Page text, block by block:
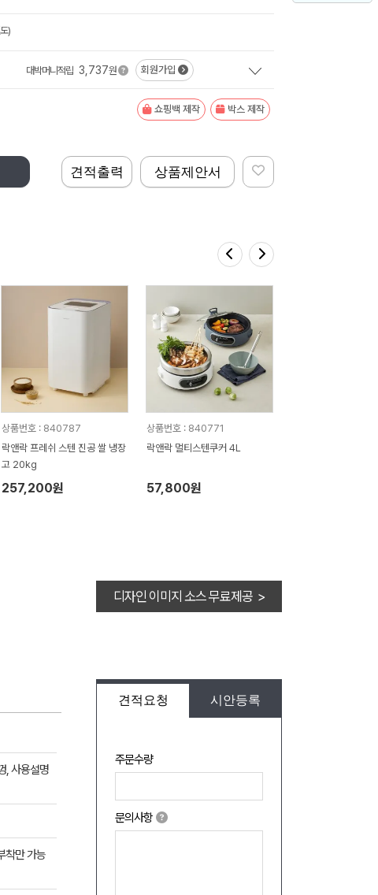
)
대박머니적립 3,737원 회원가입
쇼핑백 제작 박스 제작
상품제안서
견적출력
상품번호 : 840787
락앤락 프레쉬 스텐 진공 쌀 냉장
고 20kg
257,200원
상품번호 : 840771
락앤락 멀티스텐쿠커 4L
57,800원
디자인 이미지 소스 무료제공 >
견적요청 시안등록
주문수량
문의사항
, 사용설명
착만 가능